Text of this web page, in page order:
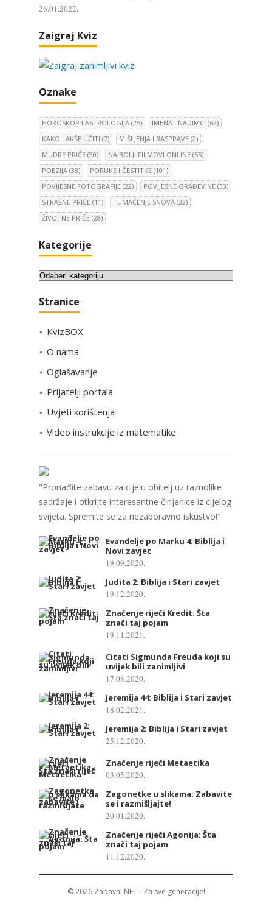
26.01.2022.
Zaigraj Kviz
Oznake
HOROSKOP I ASTROLOGIJA (25) IMENA I NADIMCI (62)
KAKO LAKŠE UČITI (7) MIŠLJENJA I RASPRAVE (2)
MUDRE PRIČE (30) NAJBOLJI FILMOVI ONLINE (55)
POEZIJA (38) PORUKE I ČESTITKE (101)
POVIJESNE FOTOGRAFIJE (22) POVIJESNE GRAĐEVINE (30)
STRAŠNE PRIČE (11) TUMAČENJE SNOVA (32)
ŽIVOTNE PRIČE (28)
Kategorije
K
t
g
i
j
Stranice
KvizBOX
O nama
Oglašavanje
Prijatelji portala
Uvjeti korištenja
Video instrukcije iz matematike
"Pronađite zabavu za cijelu obitelj uz raznolike
sadržaje i otkrijte interesantne činjenice iz cijelog
svijeta. Spremite se za nezaboravno iskustvo!"
Evanđelje po Marku 4: Biblija i
Novi zavjet
19.09.2020.
Judita 2: Biblija i Stari zavjet
19.12.2020.
Značenje riječi Kredit: Šta
znači taj pojam
19.11.2021.
Citati Sigmunda Freuda koji su
uvijek bili zanimljivi
17.08.2020.
Jeremija 44: Biblija i Stari zavjet
18.02.2021.
Jeremija 2: Biblija i Stari zavjet
25.12.2020.
Značenje riječi Metaetika
03.05.2020.
Zagonetke u slikama: Zabavite
se i razmišljajte!
20.01.2020.
Značenje riječi Agonija: Šta
znači taj pojam
11.12.2020.
© 2026 Zabavni NET- Za sve generacije!